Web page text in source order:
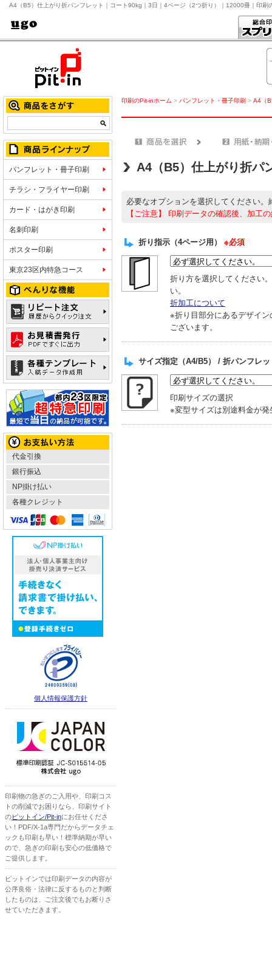
A4（B5）仕上がり折パンフレット｜コート90kg｜3日｜4ページ（2つ折り）｜12000冊｜印
パンフレット・冊子印刷
チラシ・フライヤー印刷
カード・はがき印刷
名刺印刷
ポスター印刷
東京23区内特急コース
代金引換
銀行振込
NP掛け払い
各種クレジット
個人情報保護方針
印刷物の急ぎのご入用や、印刷コス
トの削減でお困りなら、印刷サイト
のピットイン/Pit-inにお任せくださ
い！PDF/X-1a専門だからデータチェ
ックも印刷も早い！標準納期が早い
ので、急ぎの印刷も安心の低価格で
ご提供します。
ピットインでは印刷データの内容が
公序良俗・法律に反するものと判断
したものは、ご注文後でもお断りさ
せていただきます。
印刷のPit-inホーム > パンフレット・冊子印刷 > A4（
A4（B5）仕上がり折パ
必要なオプションを選択してください。
【ご注意】
印刷データの確認後、加工
折り指示（4ページ用） ※必須
折り方を選択してください
い。
折加工について
※折り目部分にあるデザイ
ございます。
サイズ指定（A4/B5） / 折パンフレ
印刷サイズの選択
※変型サイズは別途料金が